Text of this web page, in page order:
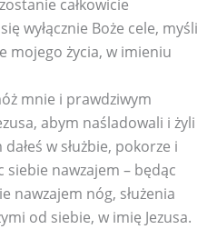
całkowicie
wyłącznie Boże cele, myśli
mojego życia, w imieniu
mnie i prawdziwym
abym naśladowali i żyli
w służbie, pokorze i
nawzajem – będąc
nawzajem nóg, służenia
od siebie, w imię Jezusa.